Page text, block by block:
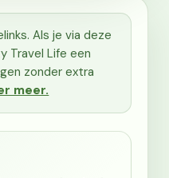
Als je via deze
Travel Life een
zonder extra
meer.